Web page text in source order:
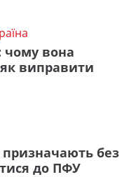
чому вона
виправити
призначають без
до ПФУ